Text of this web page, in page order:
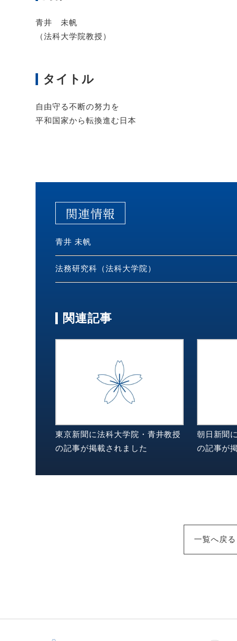
青井 未帆
（法科大学院教授）
タイトル
自由守る不断の努力を
平和国家から転換進む日本
関連情報
青井 未帆
法務研究科（法科大学院）
関連記事
東京新聞に法科大学院・青井教授
の記事が掲載されました
朝日新聞
の記事が
一覧へ戻る